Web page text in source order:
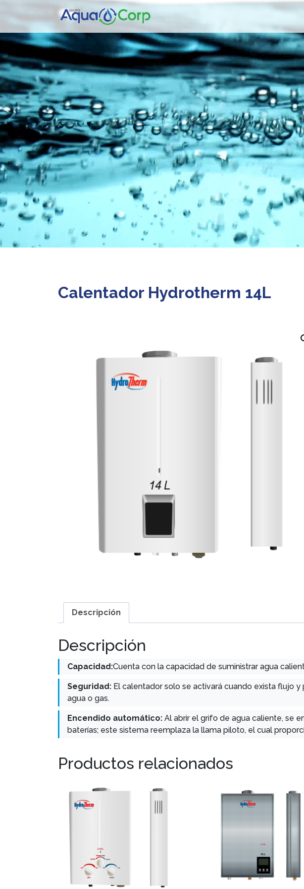
Calentador Hydrotherm 14L
Descripción
Descripción
Capacidad:Cuenta con la capacidad de suministrar agua
Seguridad: El calentador solo se activará cuando exista flujo
agua o gas.
Encendido automático: Al abrir el grifo de agua caliente, se
baterías; este sistema reemplaza la llama piloto, el cual
Productos relacionados